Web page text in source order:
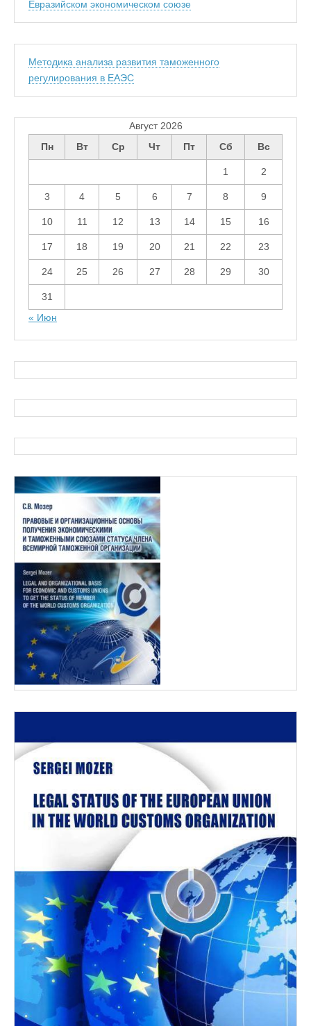
Евразийском экономическом союзе
Методика анализа развития таможенного
регулирования в ЕАЭС
Август 2026
Пн
Вт Ср Чт Пт Сб Вс
1 2
3 4 5 6 7 8 9
10 11 12 13 14 15 16
17 18 19 20 21 22 23
24 25 26 27 28 29 30
31
« Июн